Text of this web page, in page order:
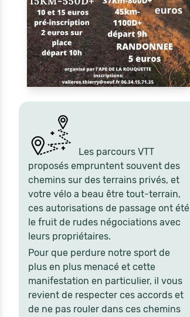
Les parcours VTT
proposés empruntent souvent des
chemins sur des terrains privés, et
votre vélo a beau être tout-terrain,
ces autorisations de passage ont été
le fruit de rudes négociations avec
leurs propriétaires.
Pour que perdure notre sport de
plus en plus menacé et cette
manifestation en particulier, il vous
revient de respecter ces accords et
de ne pas rouler dans ces chemins